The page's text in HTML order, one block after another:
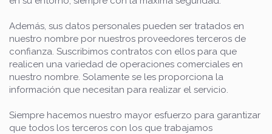
Además, sus datos personales pueden ser tratados en
nuestro nombre por nuestros proveedores terceros de
confianza. Suscribimos contratos con ellos para que
realicen una variedad de operaciones comerciales en
nuestro nombre. Solamente se les proporciona la
información que necesitan para realizar el servicio.
Siempre hacemos nuestro mayor esfuerzo para garantizar
que todos los terceros con los que trabajamos